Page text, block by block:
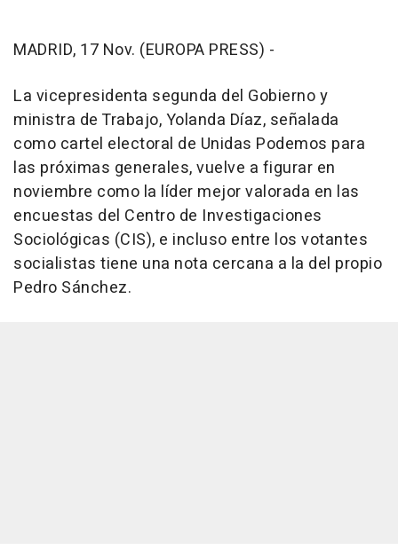
MADRID, 17 Nov. (EUROPA PRESS) -
La vicepresidenta segunda del Gobierno y
ministra de Trabajo, Yolanda Díaz, señalada
como cartel electoral de Unidas Podemos para
las próximas generales, vuelve a figurar en
noviembre como la líder mejor valorada en las
encuestas del Centro de Investigaciones
Sociológicas (CIS), e incluso entre los votantes
socialistas tiene una nota cercana a la del propio
Pedro Sánchez.